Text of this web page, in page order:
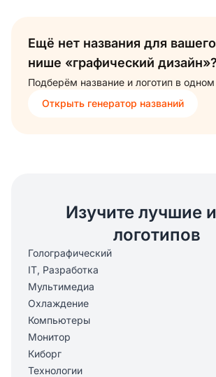
Ещё нет названия для
нише «графический дизайн»?
Подберём название и логотип в одном
Открыть генератор названий
Изучите лучшие
логотипов
Голографический
IT, Разработка
Мультимедиа
Охлаждение
Компьютеры
Монитор
Киборг
Технологии